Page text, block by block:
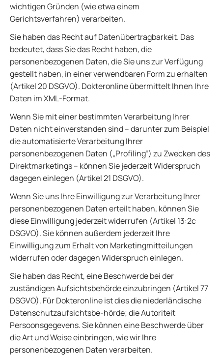
wichtigen Gründen (wie etwa einem
Gerichtsverfahren) verarbeiten.
Sie haben das Recht auf Datenübertragbarkeit. Das
bedeutet, dass Sie das Recht haben, die
personenbezogenen Daten, die Sie uns zur Verfügung
gestellt haben, in einer verwendbaren Form zu erhalten
(Artikel 20 DSGVO). Dokteronline übermittelt Ihnen Ihre
Daten im XML-Format.
Wenn Sie mit einer bestimmten Verarbeitung Ihrer
Daten nicht einverstanden sind – darunter zum Beispiel
die automatisierte Verarbeitung Ihrer
personenbezogenen Daten („Profiling“) zu Zwecken des
Direktmarketings – können Sie jederzeit Widerspruch
dagegen einlegen (Artikel 21 DSGVO).
Wenn Sie uns Ihre Einwilligung zur Verarbeitung Ihrer
personenbezogenen Daten erteilt haben, können Sie
diese Einwilligung jederzeit widerrufen (Artikel 13:2c
DSGVO). Sie können außerdem jederzeit Ihre
Einwilligung zum Erhalt von Marketingmitteilungen
widerrufen oder dagegen Widerspruch einlegen.
Sie haben das Recht, eine Beschwerde bei der
zuständigen Aufsichtsbehörde einzubringen (Artikel 77
DSGVO). Für Dokteronline ist dies die niederländische
Datenschutzaufsichtsbe-hörde; die Autoriteit
Persoonsgegevens. Sie können eine Beschwerde über
die Art und Weise einbringen, wie wir Ihre
personenbezogenen Daten verarbeiten.